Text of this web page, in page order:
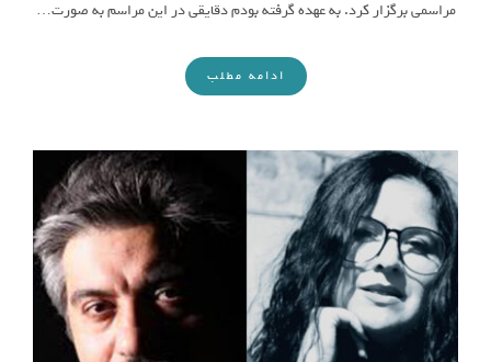
مراسمی برگزار کرد. به عهده گرفته بودم دقایقی در این مراسم به صورت…
ادامه مطلب